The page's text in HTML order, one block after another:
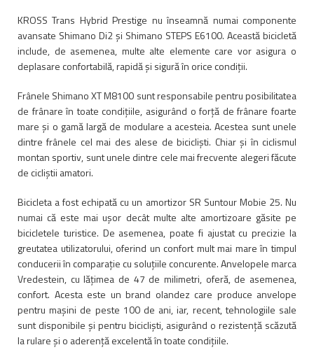
KROSS Trans Hybrid Prestige nu înseamnă numai componente
avansate Shimano Di2 și Shimano STEPS E6100. Această bicicletă
include, de asemenea, multe alte elemente care vor asigura o
deplasare confortabilă, rapidă și sigură în orice condiții.
Frânele Shimano XT M8100 sunt responsabile pentru posibilitatea
de frânare în toate condițiile, asigurând o forță de frânare foarte
mare și o gamă largă de modulare a acesteia. Acestea sunt unele
dintre frânele cel mai des alese de bicicliști. Chiar și în ciclismul
montan sportiv, sunt unele dintre cele mai frecvente alegeri făcute
de cicliștii amatori.
Bicicleta a fost echipată cu un amortizor SR Suntour Mobie 25. Nu
numai că este mai ușor decât multe alte amortizoare găsite pe
bicicletele turistice. De asemenea, poate fi ajustat cu precizie la
greutatea utilizatorului, oferind un confort mult mai mare în timpul
conducerii în comparație cu soluțiile concurente. Anvelopele marca
Vredestein, cu lățimea de 47 de milimetri, oferă, de asemenea,
confort. Acesta este un brand olandez care produce anvelope
pentru mașini de peste 100 de ani, iar, recent, tehnologiile sale
sunt disponibile și pentru bicicliști, asigurând o rezistență scăzută
la rulare și o aderență excelentă în toate condițiile.